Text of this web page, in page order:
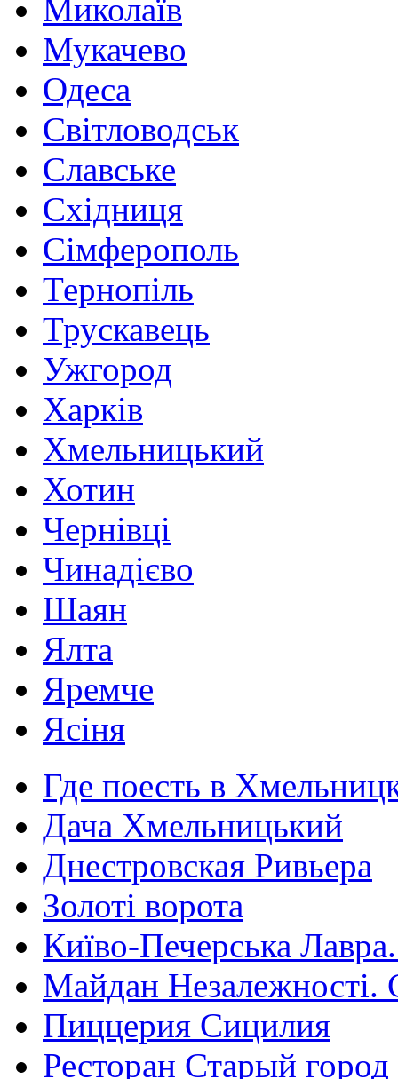
Миколаїв
Мукачево
Одеса
Світловодськ
Славське
Східниця
Сімферополь
Тернопіль
Трускавець
Ужгород
Харків
Хмельницький
Хотин
Чернівці
Чинадієво
Шаян
Ялта
Яремче
Ясіня
Где поесть в
Дача Хмельницький
Днестровская Ривьера
Золоті ворота
Київо-Печерська
Майдан Незалежності.
Пиццерия Сицилия
Ресторан Старый город